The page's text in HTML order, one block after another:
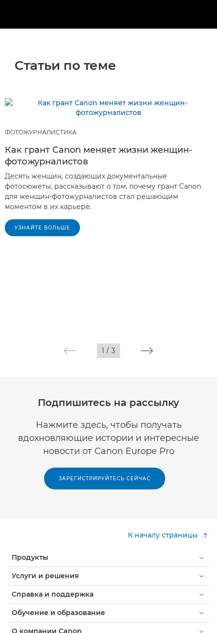
Статьи по теме
ФОТОЖУРНАЛИСТИКА
Как грант Canon меняет жизни женщин-
фотожурналистов
Десять женщин, создающих документальные
фотосюжеты, рассказывают о том, почему грант Canon
для женщин-фотожурналистов стал решающим
моментом в их карьере.
УЗНАЙТЕ БОЛЬШЕ
1 / 3
Подпишитесь на рассылку
Нажмите здесь, чтобы получать
вдохновляющие истории и интересные
новости от Canon Europe Pro
ЗАРЕГИСТРИРУЙТЕСЬ СЕЙЧАС
К началу страницы
Продукты
Услуги и решения
Справка и поддержка
Обучение и образование